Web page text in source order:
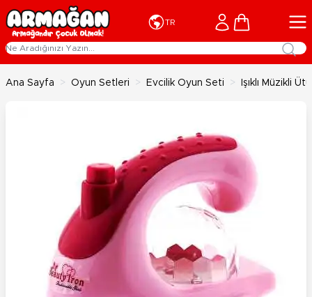
İçeriğe geç
TR Cart
Ana Sayfa > Oyun Setleri > Evcilik Oyun Seti > Işıklı Müzikli